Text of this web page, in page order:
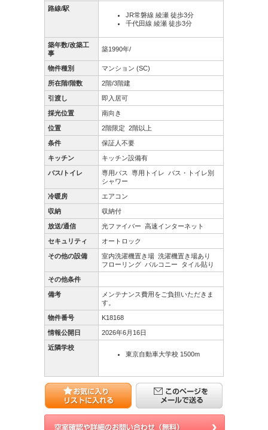
路線/駅
JR常磐線 綾瀬 徒歩3分
千代田線 綾瀬 徒歩3分
築年数/改築工
事
築1990年/
物件種別 マンション (SC)
所在階/階数 2階/3階建
引渡し 即入居可
採光位置 南向き
位置 2階限定 2階以上
条件 保証人不要
キッチン キッチン設備有
バス/トイレ 専用バス 専用トイレ
バス・トイレ別
シャワー
冷暖房 エアコン
収納 収納付
放送/通信 光ファイバー 高速インターネット
セキュリティ オートロック
その他の設備 室内洗濯機置き場 洗濯機置き場あり
フローリング バルコニー タイル貼り
その他条件
備考
メンテナンス費用をご負担いただきま
す。
物件番号 K18168
情報公開日 2026年6月16日
近隣学校
東京自動車大学校 1500m